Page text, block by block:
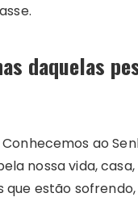
daquelas
ao
nossa vida,
estão